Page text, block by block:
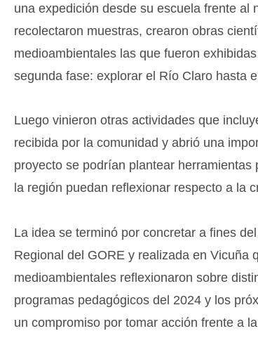
una expedición desde su escuela frente
recolectaron muestras, crearon obras
medioambientales las que fueron
segunda fase: explorar el Río Claro hasta
Luego vinieron otras actividades que
recibida por la comunidad y abrió una
proyecto se podrían plantear
la región puedan reflexionar respecto a la
La idea se terminó por concretar a fines
Regional del GORE y realizada en Vicuña
medioambientales reflexionaron sobre
programas pedagógicos del 2024 y los
un compromiso por tomar acción frente a